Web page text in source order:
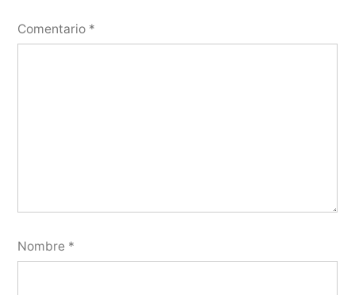
Comentario *
Nombre *